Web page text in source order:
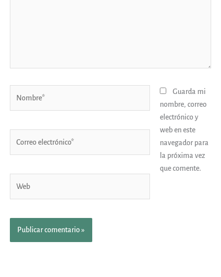
Guarda mi
nombre, correo
electrónico y
web en este
navegador para
la próxima vez
que comente.